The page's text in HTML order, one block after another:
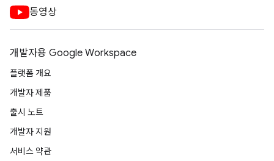
동영상
개발자용 Google Workspace
플랫폼 개요
개발자 제품
출시 노트
개발자 지원
서비스 약관